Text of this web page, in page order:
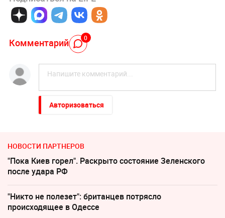
Комментарий 0
Авторизоваться
НОВОСТИ ПАРТНЕРОВ
"Пока Киев горел". Раскрыто состояние Зеленского
после удара РФ
"Никто не полезет": британцев потрясло
происходящее в Одессе